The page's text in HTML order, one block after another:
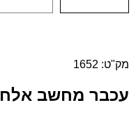
מק"ט: 1652
עכבר מחשב